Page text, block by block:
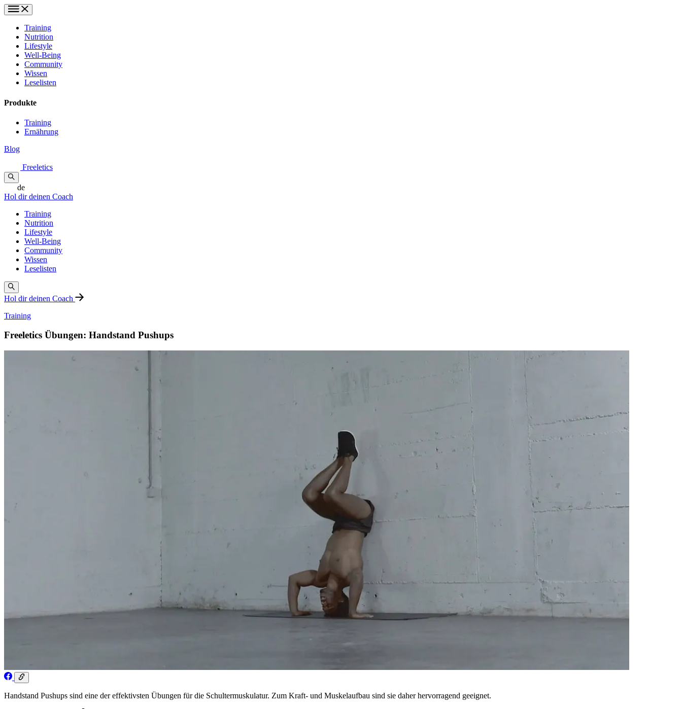
Training
Nutrition
Lifestyle
Well-Being
Community
Wissen
Leselisten
Produkte
Training
Ernährung
Blog
Freeletics
de
Hol dir deinen Coach
Training
Nutrition
Lifestyle
Well-Being
Community
Wissen
Leselisten
Hol dir deinen Coach
Training
Freeletics Übungen: Handstand Pushups
Handstand Pushups sind eine der effektivsten Übungen für die Schultermuskulatur. Zum Kraft- und Muskelaufbau sind sie daher hervorragend geeignet.